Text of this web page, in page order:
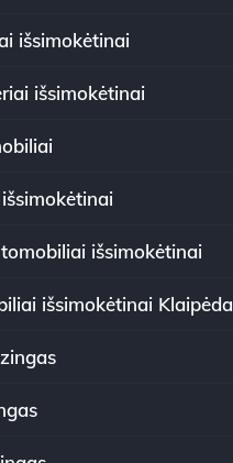
išsimokėtinai
išsimokėtinai
išsimokėtinai
išsimokėtinai Klaipėda